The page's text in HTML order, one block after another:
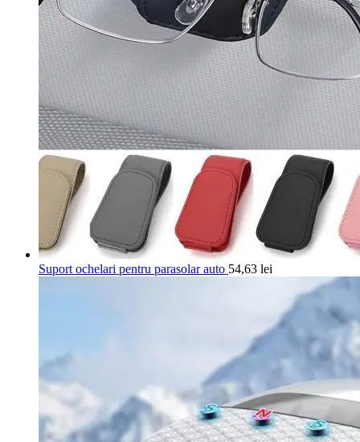
Suport ochelari pentru parasolar auto 54,63 lei